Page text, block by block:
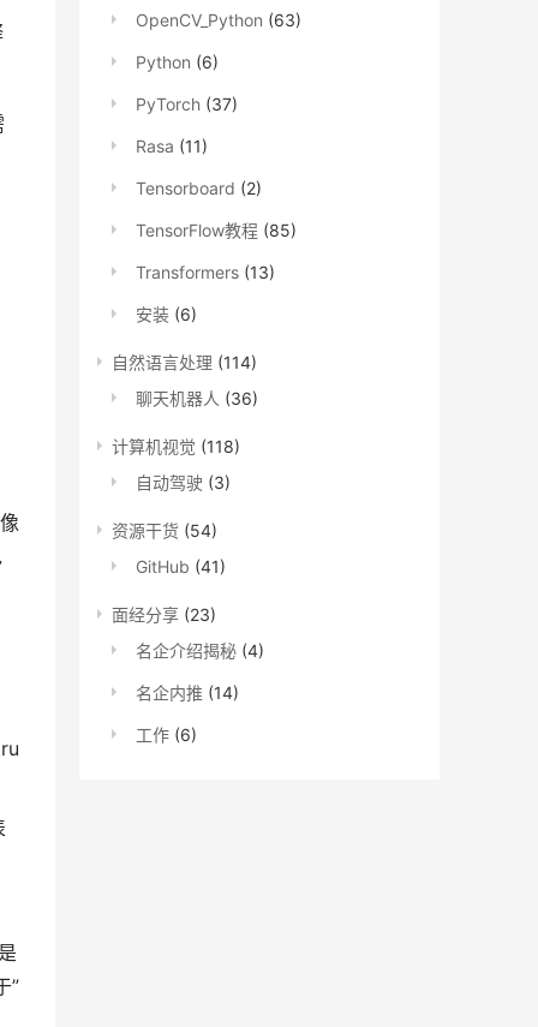
是
”
OpenCV_Python (63)
Python (6)
PyTorch (37)
Rasa (11)
Tensorboard (2)
TensorFlow教程 (85)
Transformers (13)
安装 (6)
自然语言处理 (114)
聊天机器人 (36)
计算机视觉 (118)
自动驾驶 (3)
资源干货 (54)
GitHub (41)
面经分享 (23)
名企介绍揭秘 (4)
名企内推 (14)
工作 (6)